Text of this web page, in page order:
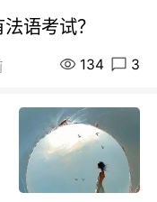
语考试？
134 3